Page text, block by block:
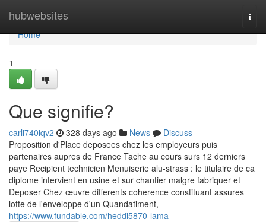
hubwebsites
Home
Home
1
Que signifie?
carli740iqv2 328 days ago News
Discuss
Proposition d'Place deposees chez les employeurs puis
partenaires aupres de France Tache au cours surs 12 derniers
paye Recipient technicien Menuiserie alu-strass : le titulaire de ca
diplome intervient en usine et sur chantier malgre fabriquer et
Deposer Chez œuvre differents coherence constituant assures
lotte de l'enveloppe d'un Quandatiment,
https://www.fundable.com/heddi5870-lama